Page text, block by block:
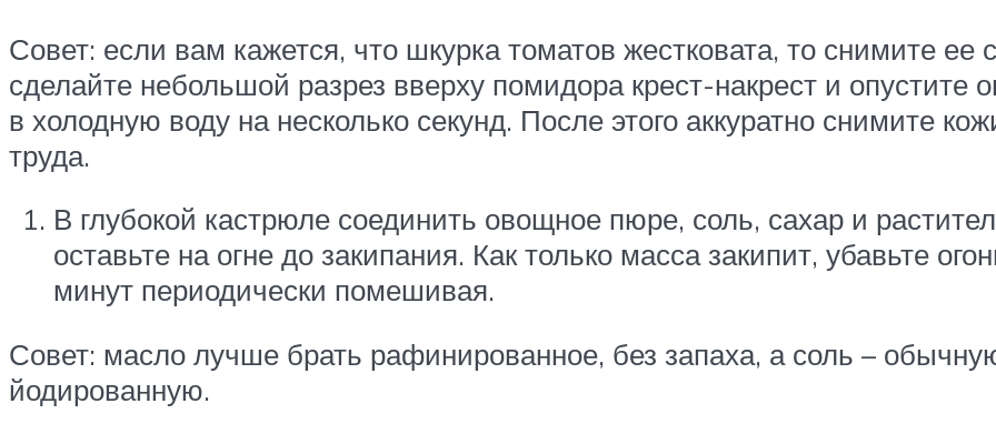
Совет: если вам кажется, что шкурка томатов жестковата, то снимите
сделайте небольшой разрез вверху помидора крест-накрест и опустите
в холодную воду на несколько секунд. После этого аккуратно снимите
труда.
В глубокой кастрюле соединить овощное пюре, соль, сахар и
оставьте на огне до закипания. Как только масса закипит, убавьте
минут периодически помешивая.
Совет: масло лучше брать рафинированное, без запаха, а соль –
йодированную.